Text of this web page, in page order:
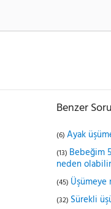
Benzer
(6) Ayak
(13) Bebeğim
neden
(45)
(32) Sürekli